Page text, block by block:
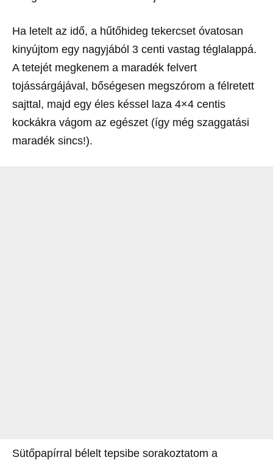
Ha letelt az idő, a hűtőhideg tekercset óvatosan
kinyújtom egy nagyjából 3 centi vastag téglalappá.
A tetejét megkenem a maradék felvert
tojássárgájával, bőségesen megszórom a félretett
sajttal, majd egy éles késsel laza 4×4 centis
kockákra vágom az egészet (így még szaggatási
maradék sincs!).
Sütőpapírral bélelt tepsibe sorakoztatom a